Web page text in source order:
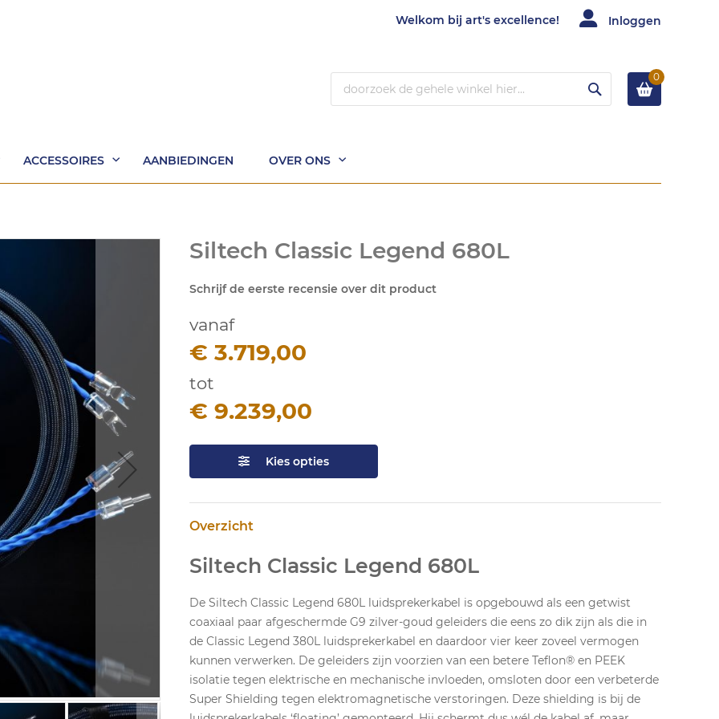
Welkom bij art's excellence! Inloggen
0
ACCESSOIRES AANBIEDINGEN OVER ONS
Siltech Classic Legend 680L
Schrijf de eerste recensie over dit product
vanaf
€ 3.719,00
tot
€ 9.239,00
Kies opties
Overzicht
Siltech Classic Legend 680L
De Siltech Classic Legend 680L luidsprekerkabel is opgebouwd als een getwist
coaxiaal paar afgeschermde G9 zilver-goud geleiders die eens zo dik zijn als die in
de Classic Legend 380L luidsprekerkabel en daardoor vier keer zoveel vermogen
kunnen verwerken. De geleiders zijn voorzien van een betere Teflon® en PEEK
isolatie tegen elektrische en mechanische invloeden, omsloten door een verbeterde
Super Shielding tegen elektromagnetische verstoringen. Deze shielding is bij de